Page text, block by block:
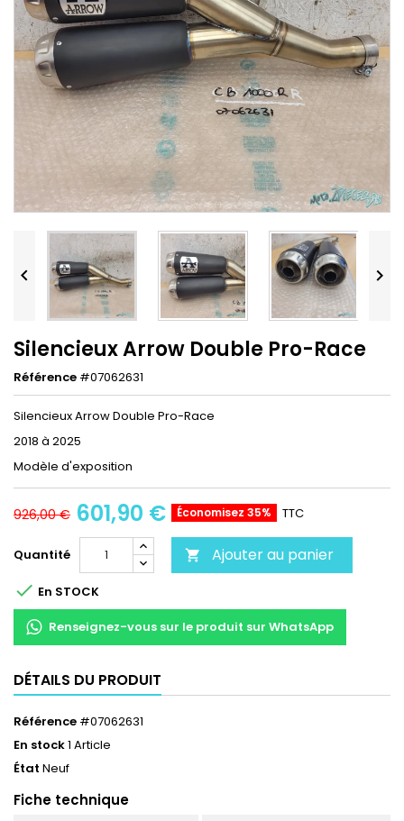
 
Silencieux Arrow Double Pro-Race
Référence #07062631
Silencieux Arrow Double Pro-Race
2018 à 2025
Modèle d'exposition
926,00 € 601,90 € Économisez 35% TTC
Quantité  Ajouter au panier
 En STOCK
Renseignez-vous sur le produit sur WhatsApp
DÉTAILS DU PRODUIT
Référence #07062631
En stock1 Article
État Neuf
Fiche technique